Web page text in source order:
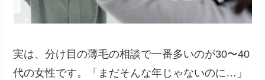
実は、分け目の薄毛の相談で一番多いのが30〜40
代の女性です。「まだそんな年じゃないのに…」